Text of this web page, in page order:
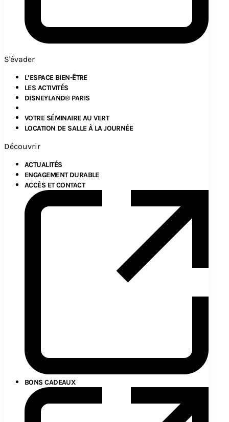
S'évader
L’ESPACE BIEN-ÊTRE
LES ACTIVITÉS
DISNEYLAND® PARIS
VOTRE SÉMINAIRE AU VERT
LOCATION DE SALLE À LA JOURNÉE
Découvrir
ACTUALITÉS
ENGAGEMENT DURABLE
ACCÈS ET CONTACT
BONS CADEAUX